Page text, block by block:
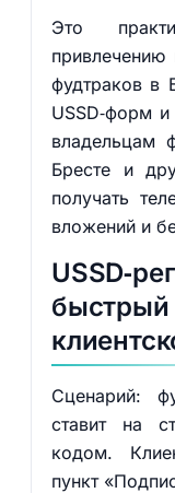
Это
привлечению
фудтраков в
USSD‑форм
владельцам
Бресте и
получать
вложений и
быстрый
Сценарий:
ставит на
кодом.
пункт